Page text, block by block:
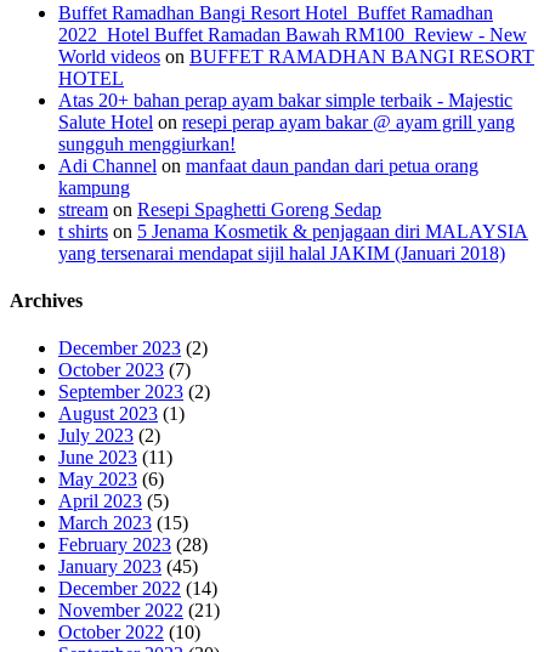
Buffet Ramadhan Bangi Resort Hotel_Buffet Ramadhan
2022_Hotel Buffet Ramadan Bawah RM100_Review - New
World videos on BUFFET RAMADHAN BANGI RESORT
HOTEL
Atas 20+ bahan perap ayam bakar simple terbaik - Majestic
Salute Hotel on resepi perap ayam bakar @ ayam grill yang
sungguh menggiurkan!
Adi Channel on manfaat daun pandan dari petua orang
kampung
stream on Resepi Spaghetti Goreng Sedap
t shirts on 5 Jenama Kosmetik & penjagaan diri MALAYSIA
yang tersenarai mendapat sijil halal JAKIM (Januari 2018)
Archives
December 2023 (2)
October 2023 (7)
September 2023 (2)
August 2023 (1)
July 2023 (2)
June 2023 (11)
May 2023 (6)
April 2023 (5)
March 2023 (15)
February 2023 (28)
January 2023 (45)
December 2022 (14)
November 2022 (21)
October 2022 (10)